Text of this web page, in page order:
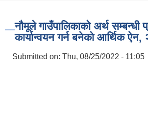
नौमूले गाउँपालिकाको अर्थ सम्बन्धी
कार्यान्वयन गर्न बनेको आर्थिक
Submitted on: Thu, 08/25/2022 - 11:05